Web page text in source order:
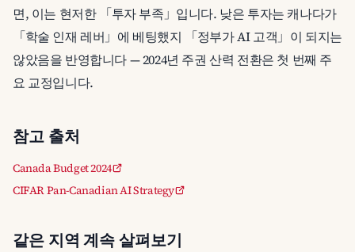
면, 이는 현저한 「투자 부족」입니다. 낮은 투자는 캐나다가
「학술 인재 레버」에 베팅했지 「정부가 AI 고객」이 되지는
않았음을 반영합니다 — 2024년 주권 산력 전환은 첫 번째 주
요 교정입니다.
참고 출처
Canada Budget 2024
CIFAR Pan-Canadian AI Strategy
같은 지역 계속 살펴보기